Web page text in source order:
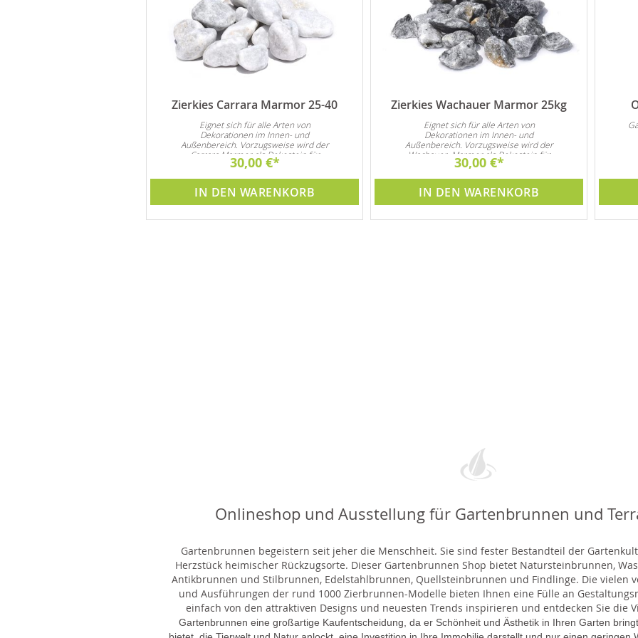
Zierkies Carrara Marmor 25-40
Eignet sich für alle Arten von
Dekorationen im Innen- und
Außenbereich. Vorzugsweise wird der
Carrara Marmor als Dekostein für
Steingarten und natürlich auch als
30,00 €
IN DEN WARENKORB
Zierkies Wachauer Marmor 25kg
Eignet sich für alle Arten von
Dekorationen im Innen- und
Außenbereich. Vorzugsweise wird der
Wachauer Marmor als Dekostein für
Steingarten und natürlich auch als
30,00 €
IN DEN WARENKORB
Onlineshop und Ausstellung für Gartenbrunnen und
Gartenbrunnen begeistern seit jeher die Menschheit. Sie sind fester Bestandteil der
Herzstück heimischer Rückzugsorte. Dieser Gartenbrunnen Shop bietet Natursteinbrunnen,
Antikbrunnen und Stilbrunnen, Edelstahlbrunnen, Quellsteinbrunnen und Findlinge. Die vielen
und Ausführungen der rund 1000 Zierbrunnen-Modelle bieten Ihnen eine Fülle an
einfach von den attraktiven Designs und neuesten Trends inspirieren und entdecken Sie die
Gartenbrunnen eine großartige Kaufentscheidung, da er Schönheit und Ästhetik in Ihren Garten